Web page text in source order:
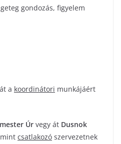
gondozás, figyelem
a koordinátori munkájáért
Úr vegy át Dusnok
mint csatlakozó szervezetnek